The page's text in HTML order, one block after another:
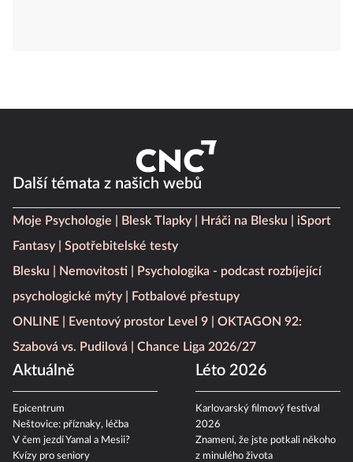
Epicentrum
Neštovice: příznaky, léčba
V čem jezdí Yamal a Mesii?
Karlovarský filmový festival
2026
Znamení, že jste potkali někoho